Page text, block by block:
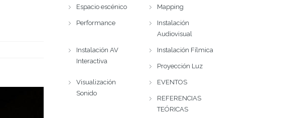
Espacio escénico Mapping
Performance
Instalación
Audiovisual
Instalación AV
Interactiva
Instalación Fílmica
Proyección Luz
Visualización
Sonido
EVENTOS
REFERENCIAS
TEÓRICAS